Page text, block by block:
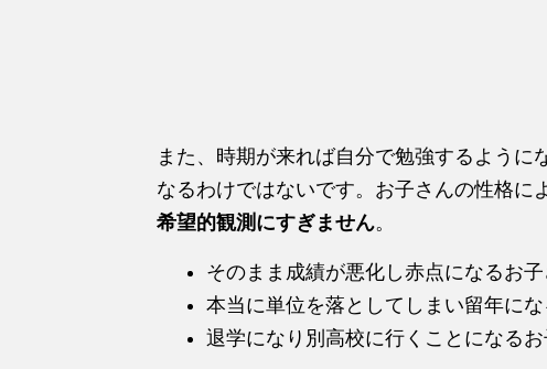
また、時期が来れば自分で勉強するよう
なるわけではないです。お子さんの性格に
希望的観測にすぎません。
そのまま成績が悪化し赤点になるお
本当に単位を落としてしまい留年に
退学になり別高校に行くことになる